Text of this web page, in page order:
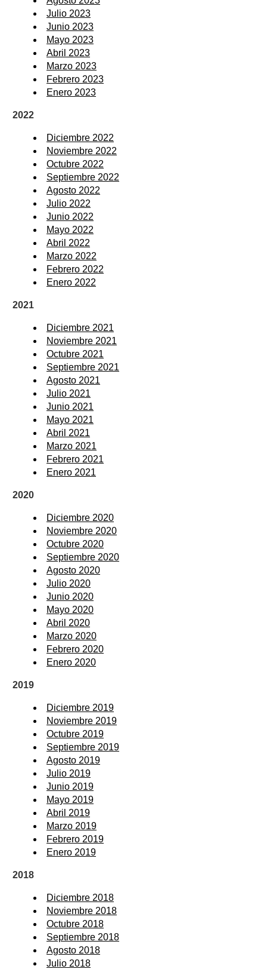
Julio 2023
Junio 2023
Mayo 2023
Abril 2023
Marzo 2023
Febrero 2023
Enero 2023
2022
Diciembre 2022
Noviembre 2022
Octubre 2022
Septiembre 2022
Agosto 2022
Julio 2022
Junio 2022
Mayo 2022
Abril 2022
Marzo 2022
Febrero 2022
Enero 2022
2021
Diciembre 2021
Noviembre 2021
Octubre 2021
Septiembre 2021
Agosto 2021
Julio 2021
Junio 2021
Mayo 2021
Abril 2021
Marzo 2021
Febrero 2021
Enero 2021
2020
Diciembre 2020
Noviembre 2020
Octubre 2020
Septiembre 2020
Agosto 2020
Julio 2020
Junio 2020
Mayo 2020
Abril 2020
Marzo 2020
Febrero 2020
Enero 2020
2019
Diciembre 2019
Noviembre 2019
Octubre 2019
Septiembre 2019
Agosto 2019
Julio 2019
Junio 2019
Mayo 2019
Abril 2019
Marzo 2019
Febrero 2019
Enero 2019
2018
Diciembre 2018
Noviembre 2018
Octubre 2018
Septiembre 2018
Agosto 2018
Julio 2018